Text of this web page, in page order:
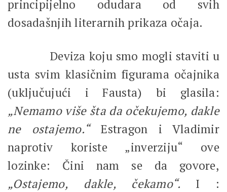
principijelno odudara od svih
dosadašnjih literarnih prikaza očaja.
Deviza koju smo mogli staviti u
usta svim klasičnim figurama očajnika
(uključujući i Fausta) bi glasila:
„Nemamo više šta da očekujemo, dakle
ne ostajemo.“Estragon i Vladimir
naprotiv koriste „inverziju“ ove
lozinke: Čini nam se da govore,
„Ostajemo,
dakle, čekamo“. I :